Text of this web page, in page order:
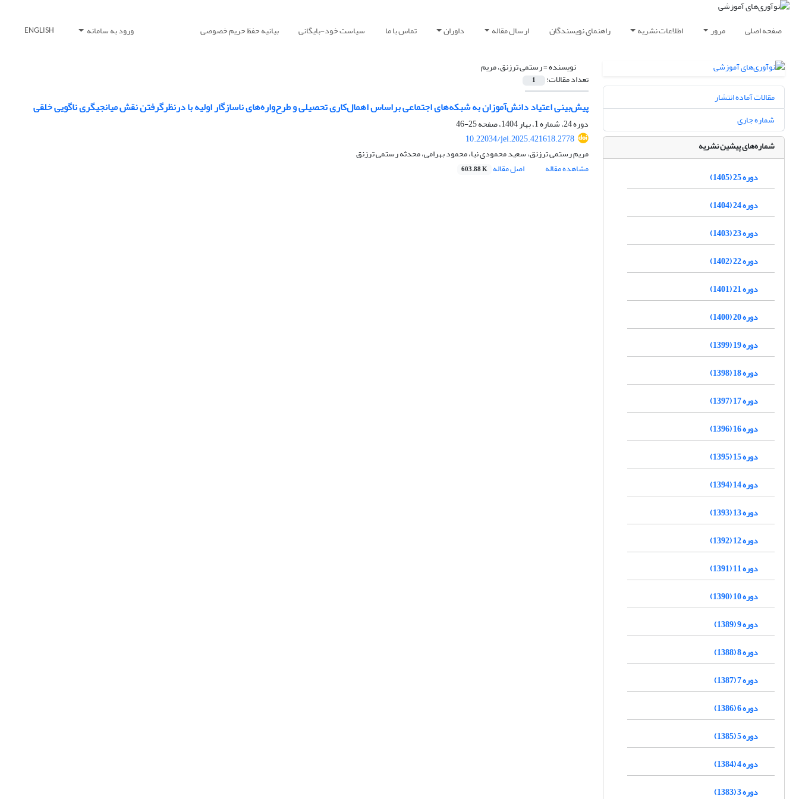
صفحه اصلی مرور اطلاعات نشریه راهنمای نویسندگان ارسال مقاله داوران تماس با ما سیاست خود-بایگانی بیانیه حفظ حریم خصوصی ورود به سامانه ENGLISH
نویسنده =رستمی ترزنق، مریم
تعداد مقالات: 1
پیش‌بینی اعتیاد دانش‌آموزان به شبکه‌های اجتماعی براساس اهمال‌کاری تحصیلی و طرح‌واره‌های ناسازگار اولیه با درنظرگرفتن نقش میانجیگری ناگویی خلقی
دوره 24، شماره 1، بهار 1404، صفحه
25-46
10.22034/jei.2025.421618.2778
مریم رستمی ترزنق، سعید محمودی نیا، محمود بهرامی، محدثه رستمی ترزنق
مشاهده مقاله
اصل مقاله 603.88 K
مقالات آماده انتشار
شماره جاری
شماره‌های پیشین نشریه
دوره 25 (1405)
دوره 24 (1404)
دوره 23 (1403)
دوره 22 (1402)
دوره 21 (1401)
دوره 20 (1400)
دوره 19 (1399)
دوره 18 (1398)
دوره 17 (1397)
دوره 16 (1396)
دوره 15 (1395)
دوره 14 (1394)
دوره 13 (1393)
دوره 12 (1392)
دوره 11 (1391)
دوره 10 (1390)
دوره 9 (1389)
دوره 8 (1388)
دوره 7 (1387)
دوره 6 (1386)
دوره 5 (1385)
دوره 4 (1384)
دوره 3 (1383)